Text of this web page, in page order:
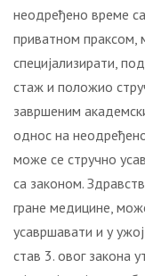
неодређено време
приватном праксом,
специјализирати,
стаж и положио
завршеним
однос на
може се стручно
са законом.
гране медицине,
усавршавати и у
став 3. овог закона